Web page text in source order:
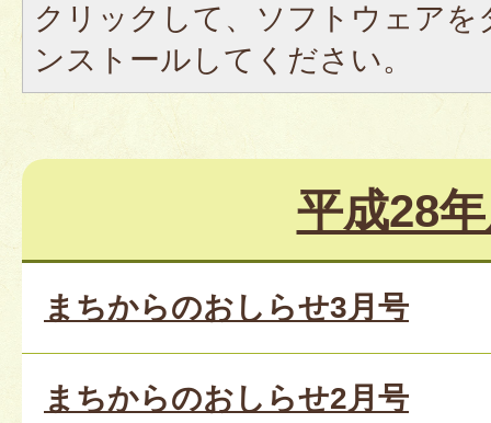
クリックして、ソフトウェア
ンストールしてください。
平成28
まちからのおしらせ3月号
まちからのおしらせ2月号